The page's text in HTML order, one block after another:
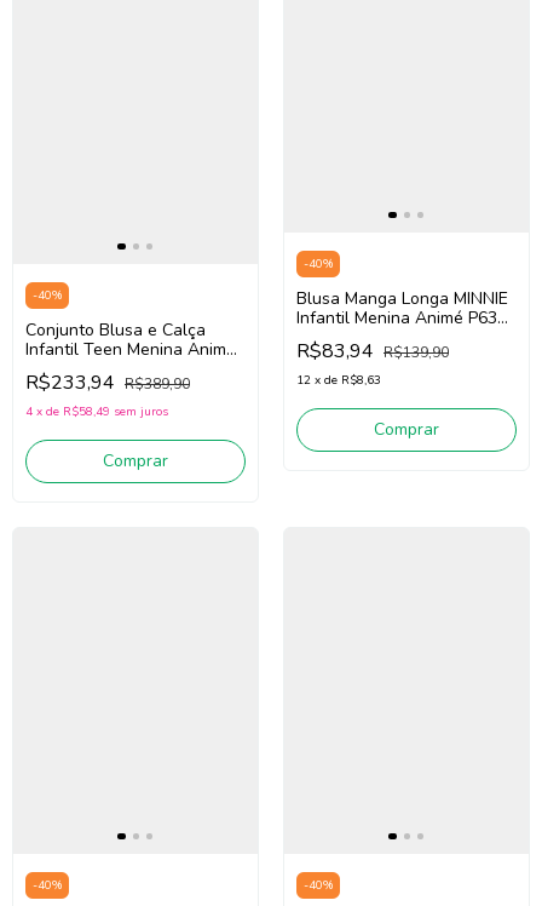
-40%
Conjunto Blusa e Calça
Infantil Teen Menina Animé
N5739 (Off White/Preto)
R$233,94 R$389,90
4 x de R$58,49 sem juros
Comprar
-40%
Blusa Manga Longa MINNIE
Infantil Menina Animé P6351
(Preto)
R$83,94 R$139,90
12 x de R$8,63
Comprar
-40% -40%